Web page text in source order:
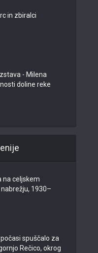
in zbiralci
- Milena
doline reke
na celjskem
1930–
spuščalo za
Rečico, okrog